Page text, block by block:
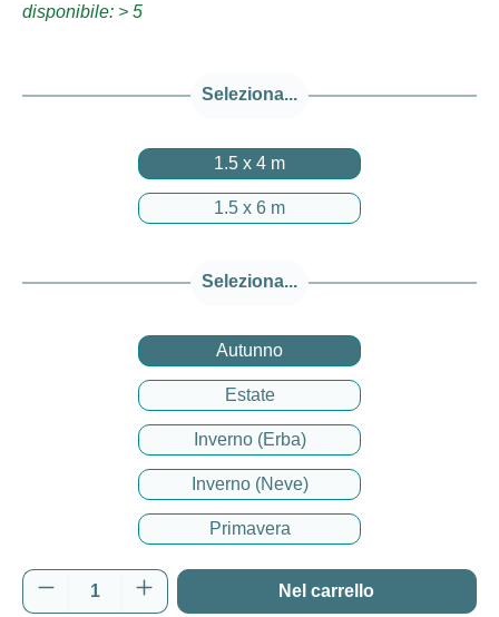
disponibile: > 5
Seleziona...
1.5 x 4 m
1.5 x 6 m
Seleziona...
Autunno
Estate
Inverno (Erba)
Inverno (Neve)
Primavera
Quantità del prodotto: inserisci la quantità
Nel carrello